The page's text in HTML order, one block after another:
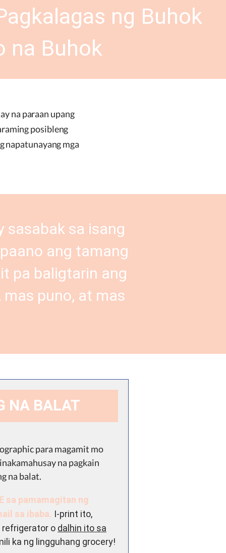
ng Buhok
na Buhok
na paraan upang
posibleng
napatunayang mga
sasabak sa isang
ang tamang
pa baligtarin ang
puno, at mas
NA BALAT
para magamit mo
na pagkain
na balat.
sa pamamagitan ng
sa ibaba. I-print ito,
o dalhin ito sa
ka ng lingguhang grocery!